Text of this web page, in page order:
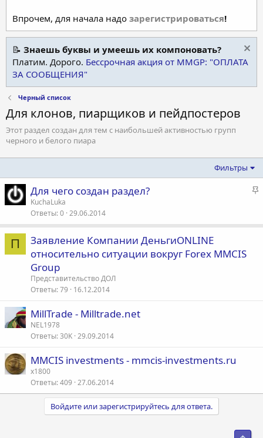
Впрочем, для начала надо зарегистрироваться!
📝 Знаешь буквы и умеешь их компоновать?
Платим. Дорого. Бессрочная акция от MMGP: "ОПЛАТА
ЗА СООБЩЕНИЯ"
Черный список
Для клонов, пиарщиков и пейдпостеров
Этот раздел создан для тем с наибольшей активностью групп
черного и белого пиара
Фильтры
З
Для чего создан раздел?
KuchaLuka
Ответы 0 29.06.2014
П
Заявление Компании ДеньгиONLINE
относительно ситуации вокруг Forex MMCIS
Group
Представительство ДОЛ
Ответы 79 16.12.2014
MillTrade - Milltrade.net
NEL1978
Ответы 30K 29.09.2014
MMCIS investments - mmcis-investments.ru
x1800
Ответы 409 27.06.2014
Войдите или зарегистрируйтесь для ответа.